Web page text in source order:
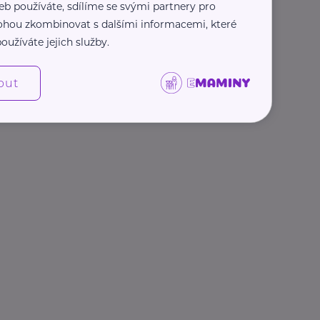
používáte, sdílíme se svými partnery pro
zkombinovat s dalšími informacemi, které
jejich služby.